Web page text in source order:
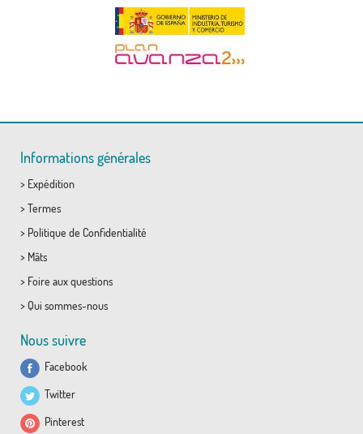
Informations générales
> Expédition
> Termes
> Politique de Confidentialité
> Mâts
> Foire aux questions
> Qui sommes-nous
Nous suivre
Facebook
Twitter
Pinterest